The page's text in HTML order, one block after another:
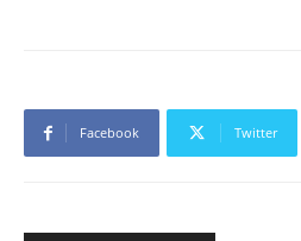
Facebook Twitter